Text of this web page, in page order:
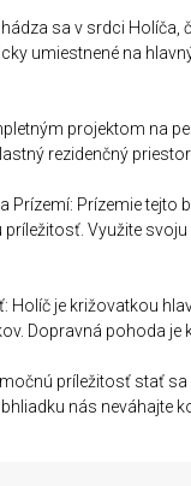
sa v srdci Holíča,
umiestnené na
projektom na
rezidenčný
Prízemí: Prízemie tejto
Využite
Holíč je križovatkou
Dopravná pohoda
príležitosť stať
nás neváhajte